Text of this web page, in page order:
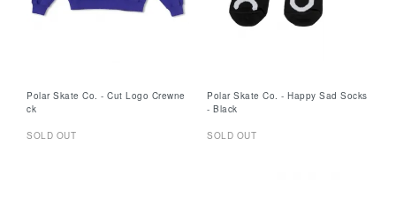
Polar Skate Co. - Cut Logo Crewne
ck
SOLD OUT
Polar Skate Co. - Happy Sad Socks
- Black
SOLD OUT